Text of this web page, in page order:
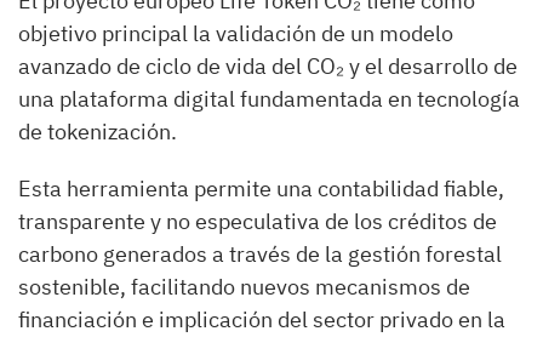
objetivo principal la validación de un modelo
avanzado de ciclo de vida del CO₂ y el desarrollo de
una plataforma digital fundamentada en tecnología
de tokenización.
Esta herramienta permite una contabilidad fiable,
transparente y no especulativa de los créditos de
carbono generados a través de la gestión forestal
sostenible, facilitando nuevos mecanismos de
financiación e implicación del sector privado en la